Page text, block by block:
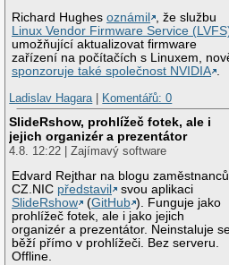
Richard Hughesoznámil
, že službu
Linux Vendor Firmware Service
umožňující aktualizovat firmware
zařízení na počítačích s Linuxem,
sponzoruje také společnost NVIDIA .
Ladislav Hagara| Komentářů: 0
SlideRshow, prohlížeč fotek, ale i
jejich organizér a prezentátor
4.8. 12:22 | Zajímavý software
Edvard Rejthar na blogu zaměstnanců
CZ.NIC představil
svou aplikaci
SlideRshow
(GitHub ). Funguje jako
prohlížeč fotek, ale i jako jejich
organizér a prezentátor. Neinstaluje
běží přímo v prohlížeči. Bez serveru.
Offline.